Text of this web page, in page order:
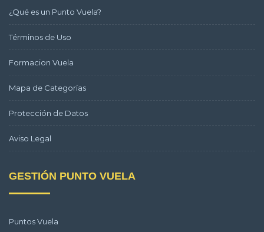
¿Qué es un Punto Vuela?
Términos de Uso
Formacion Vuela
Mapa de Categorías
Protección de Datos
Aviso Legal
GESTIÓN PUNTO VUELA
Puntos Vuela